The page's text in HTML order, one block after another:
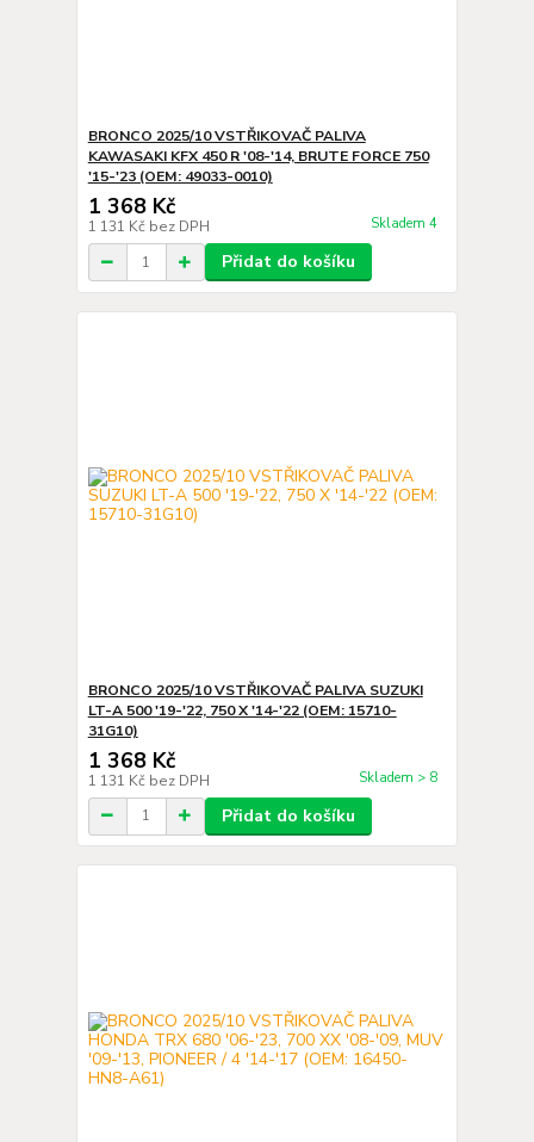
BRONCO 2025/10 VSTŘIKOVAČ PALIVA
KAWASAKI KFX 450 R '08-'14, BRUTE FORCE 750
'15-'23 (OEM: 49033-0010)
1 368 Kč
1 131 Kč bez DPH Skladem 4
Přidat do košíku
BRONCO 2025/10 VSTŘIKOVAČ PALIVA SUZUKI
LT-A 500 '19-'22, 750 X '14-'22 (OEM: 15710-
31G10)
1 368 Kč
1 131 Kč bez DPH Skladem > 8
Přidat do košíku